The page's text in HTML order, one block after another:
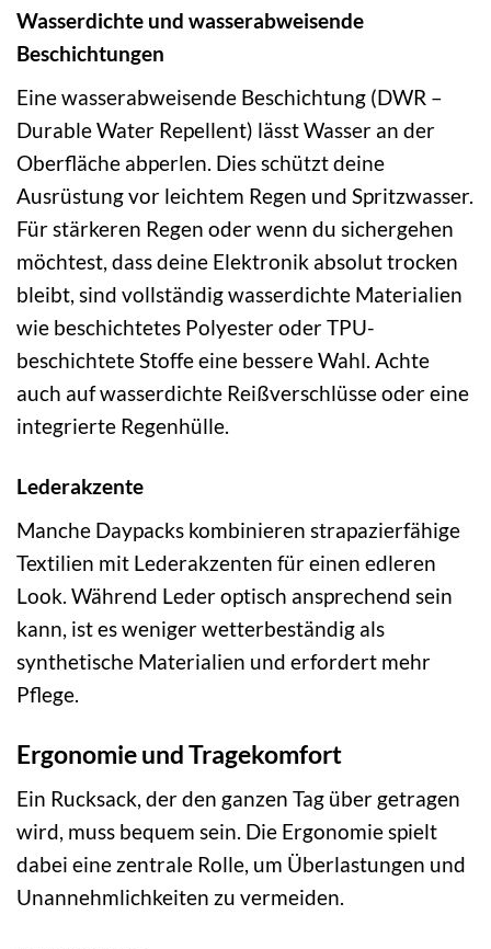
Wasserdichte und wasserabweisende
Beschichtungen
Eine wasserabweisende Beschichtung (DWR –
Durable Water Repellent) lässt Wasser an der
Oberfläche abperlen. Dies schützt deine
Ausrüstung vor leichtem Regen und Spritzwasser.
Für stärkeren Regen oder wenn du sichergehen
möchtest, dass deine Elektronik absolut trocken
bleibt, sind vollständig wasserdichte Materialien
wie beschichtetes Polyester oder TPU-
beschichtete Stoffe eine bessere Wahl. Achte
auch auf wasserdichte Reißverschlüsse oder eine
integrierte Regenhülle.
Lederakzente
Manche Daypacks kombinieren strapazierfähige
Textilien mit Lederakzenten für einen edleren
Look. Während Leder optisch ansprechend sein
kann, ist es weniger wetterbeständig als
synthetische Materialien und erfordert mehr
Pflege.
Ergonomie und Tragekomfort
Ein Rucksack, der den ganzen Tag über getragen
wird, muss bequem sein. Die Ergonomie spielt
dabei eine zentrale Rolle, um Überlastungen und
Unannehmlichkeiten zu vermeiden.